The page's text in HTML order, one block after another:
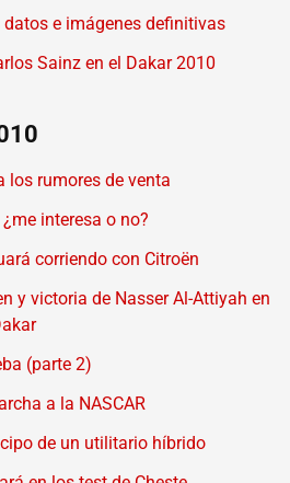
datos e imágenes definitivas
Sainz en el Dakar 2010
los rumores de venta
interesa o no?
corriendo con Citroën
y victoria de Nasser Al-Attiyah en
(parte 2)
a la NASCAR
de un utilitario híbrido